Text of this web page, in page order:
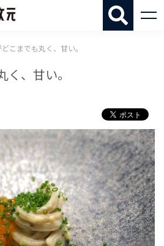
こまでも丸く、甘い。
、甘い。